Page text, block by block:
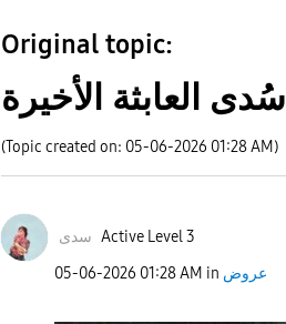
Original topic:
سُدى العابثة الأخيرة
(Topic created on: 05-06-2026 01:28 AM)
سدى Active Level 3
‎05-06-2026 01:28 AM in عروض